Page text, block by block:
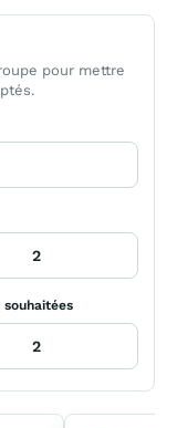
pour mettre
souhaitées